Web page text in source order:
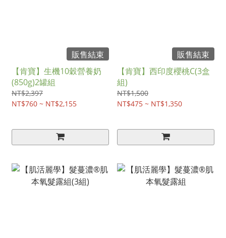
販售結束
【肯寶】生機10穀營養奶
(850g)2罐組
NT$2,397
NT$760 ~ NT$2,155
販售結束
【肯寶】西印度櫻桃C(3盒
組)
NT$1,500
NT$475 ~ NT$1,350